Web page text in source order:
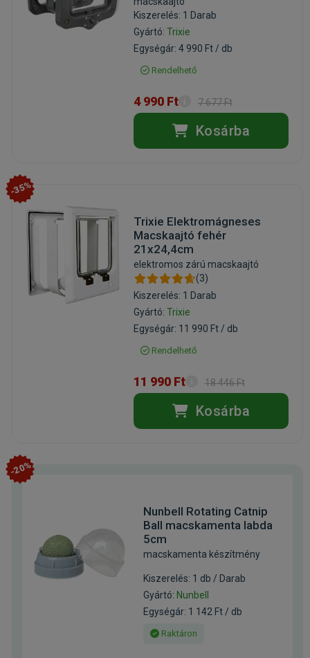
Kiszerelés: 1 Darab
Gyártó: Trixie
Egységár: 4 990 Ft / db
Rendelhető
4 990 Ft 7 677 Ft
Kosárba
-35%
Trixie Elektromágneses
Macskaajtó fehér
21x24,4cm
elektromos zárú macskaajtó
(3)
Kiszerelés: 1 Darab
Gyártó: Trixie
Egységár: 11 990 Ft / db
Rendelhető
11 990 Ft 18 446 Ft
Kosárba
-20%
Nunbell Rotating Catnip
Ball macskamenta labda
5cm
macskamenta készítmény
Kiszerelés: 1 db / Darab
Gyártó: Nunbell
Egységár: 1 142 Ft / db
Raktáron